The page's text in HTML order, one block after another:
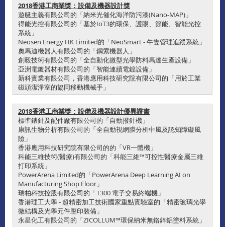
2018香港工商業獎：設備及機器設計獎
遊艇主義有限公司的「納米光催化海洋防污漆(Nano-MAP)」
得能光控有限公司的「基於IoT3的環保、護眼、節能、智能光控
系統」
Neosen Energy HK Limited的「NeoSmart - 牛隻管理追蹤系統」
奧馬迪機器人有限公司的「鋼索機器人」
創毅技術有限公司的「全自動化微型光學防料馬達生產設備」
亞洲電鍍器材有限公司的「智能連續電鍍設備」
新科實業有限公司，香港應用科技研究院有限公司的「用於工業
磁頭潔淨室的協同移動機械手」
2018香港工商業獎：設備及機器設計優異證書
標準錶針及配件廠有限公司的「自動撥針機」
康訊生物分析有限公司的「全自動視網膜分析中風及認知障礙風
險」
香港應用科技研究院有限公司的的「VR一體機」
科能三維技術(醫療)有限公司的「科能三維™可控性醫療金屬三維
打印系統」
PowerArena Limited的「PowerArena Deep Learning AI on
Manufacturing Shop Floor」
瑞柏科技控股有限公司的「T300 電子交易終端機」
香港理工大學 - 超精密加工技術國家重點實驗室的「精密玻璃光學
微結構及光學元件壓印裝備」
永星化工有限公司的「ZICOLLUM™環保納米無鉻鋅鋁塗料系統」